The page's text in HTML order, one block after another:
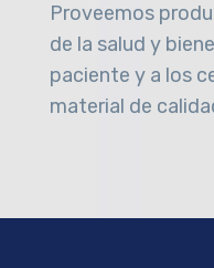
Proveemos
de la salud y
paciente y a los
material de